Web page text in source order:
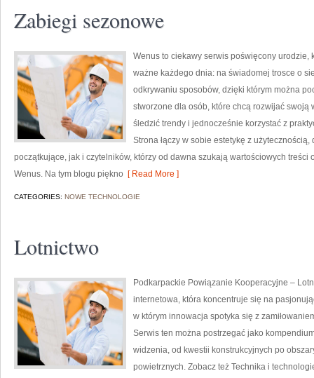
Zabiegi sezonowe
Wenus to ciekawy serwis poświęcony
ważne każdego dnia: na świadomej trosce o
odkrywaniu sposobów, dzięki którym można
stworzone dla osób, które chcą rozwijać swoją
śledzić trendy i jednocześnie korzystać z
Strona łączy w sobie estetykę z
początkujące, jak i czytelników, którzy od dawna szukają wartościowych treści
Wenus. Na tym blogu piękno [ Read More ]
CATEGORIES: NOWE TECHNOLOGIE
Lotnictwo
Podkarpackie Powiązanie Kooperacyjne –
internetowa, która koncentruje się na
w którym innowacja spotyka się z
Serwis ten można postrzegać jako
widzenia, od kwestii konstrukcyjnych po
powietrznych. Zobacz też Technika i